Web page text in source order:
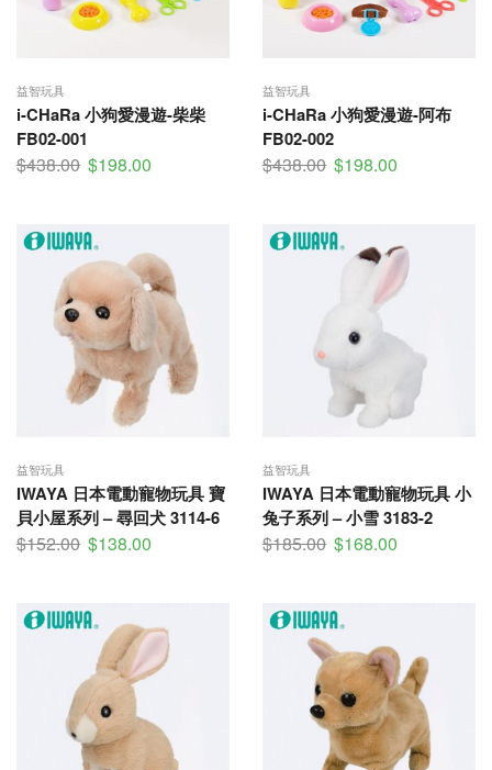
益智玩具
i-CHaRa 小狗愛漫遊-柴柴
FB02-001
$438.00 $198.00
益智玩具
i-CHaRa 小狗愛漫遊-阿布
FB02-002
$438.00 $198.00
益智玩具
IWAYA 日本電動寵物玩具 寶
貝小屋系列 – 尋回犬 3114-6
$152.00 $138.00
益智玩具
IWAYA 日本電動寵物玩具 小
兔子系列 – 小雪 3183-2
$185.00 $168.00